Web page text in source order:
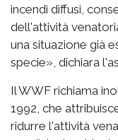
incendi diffusi,
dell'attività
una situazione già
specie», dichiara
Il WWF richiama
1992, che
ridurre l'attività